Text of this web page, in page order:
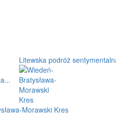
Litewska podróż
Morawski Kres